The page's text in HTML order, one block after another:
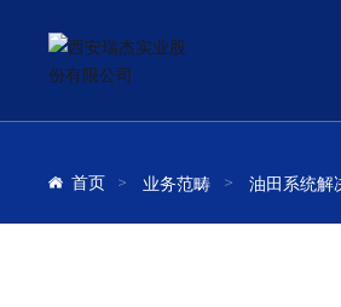
首页 业务范畴 油田系统解